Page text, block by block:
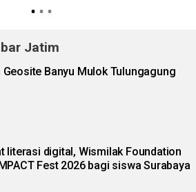
Jatim
Geosite Banyu Mulok Tulungagung
literasi digital, Wismilak Foundation
Fest 2026 bagi siswa Surabaya